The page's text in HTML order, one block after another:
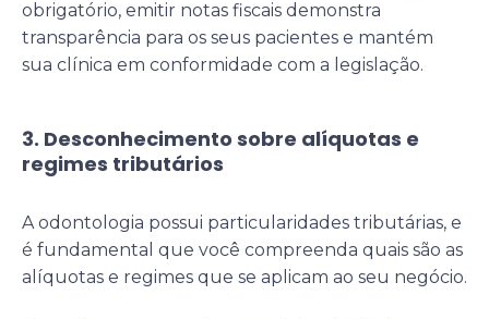
obrigatório, emitir notas fiscais demonstra
transparência para os seus pacientes e mantém
sua clínica em conformidade com a legislação.
3. Desconhecimento sobre alíquotas e
regimes tributários
A odontologia possui particularidades tributárias, e
é fundamental que você compreenda quais são as
alíquotas e regimes que se aplicam ao seu negócio.